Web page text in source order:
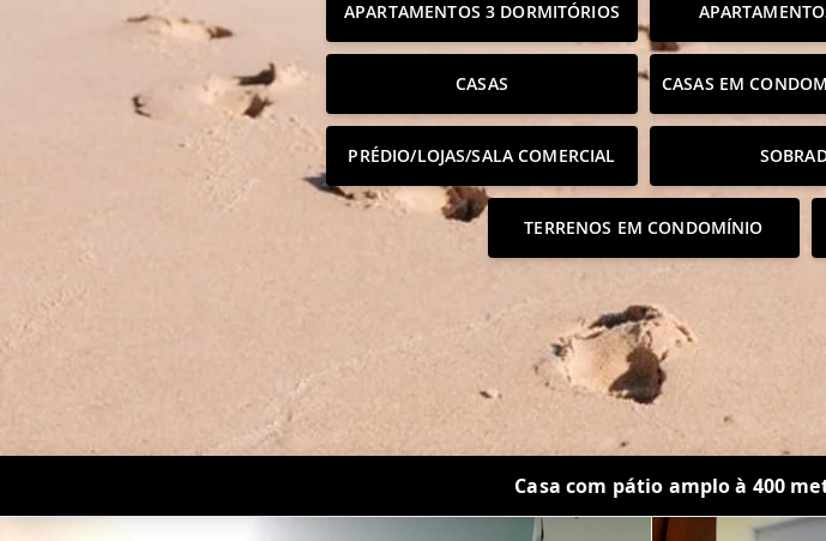
APARTAMENTOS 3 DORMITÓRIOS
CASAS CASAS EM
PRÉDIO/LOJAS/SALA COMERCIAL
TERRENOS EM CONDOMÍNIO
Casa com pátio amplo à 400